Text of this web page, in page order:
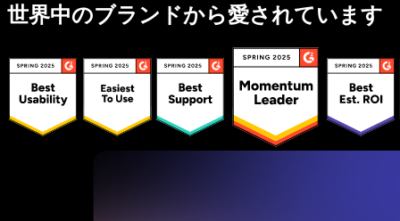
世界中のブランドから愛されています